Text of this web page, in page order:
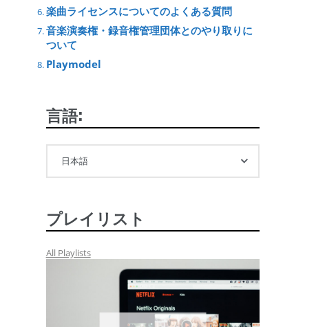
楽曲ライセンスについてのよくある質問
音楽演奏権・録音権管理団体とのやり取りに
ついて
Playmodel
言語:
プレイリスト
All Playlists